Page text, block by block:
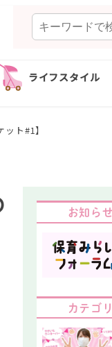
ライフスタイル
ト#1】
お知ら
カテゴ